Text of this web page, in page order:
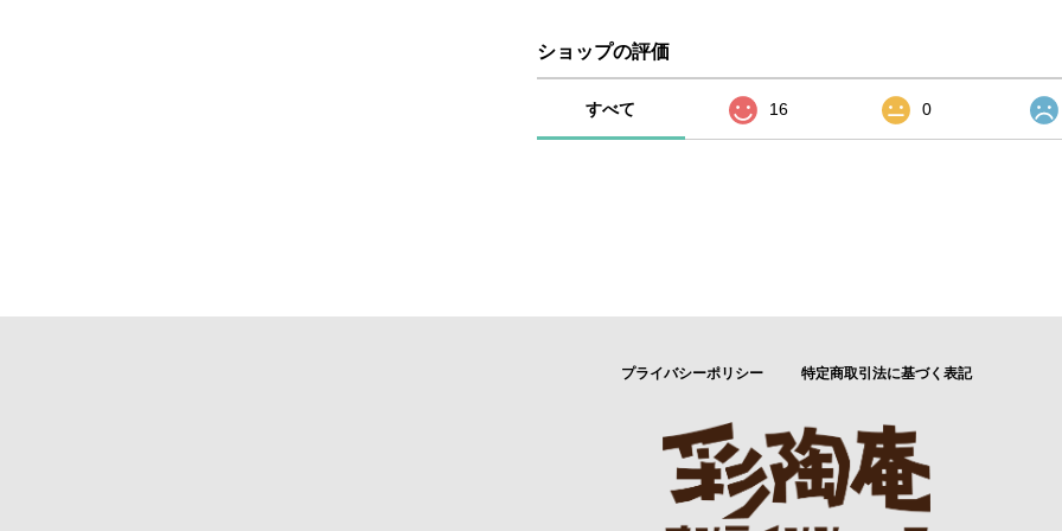
ショップの評価
すべて 16 0
プライバシーポリシー 特定商取引法に基づく表記